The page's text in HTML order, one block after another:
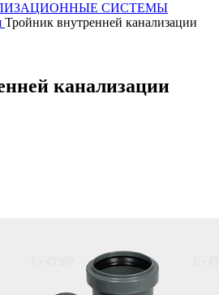
СИСТЕМЫ
Тройник внутренней канализации
канализации